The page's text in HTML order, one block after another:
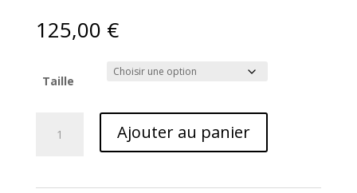
sur
notatio
ns
125,00 €
Taille
Ajouter au panier